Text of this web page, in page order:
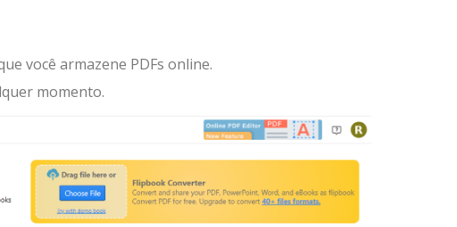
você armazene PDFs online.
momento.